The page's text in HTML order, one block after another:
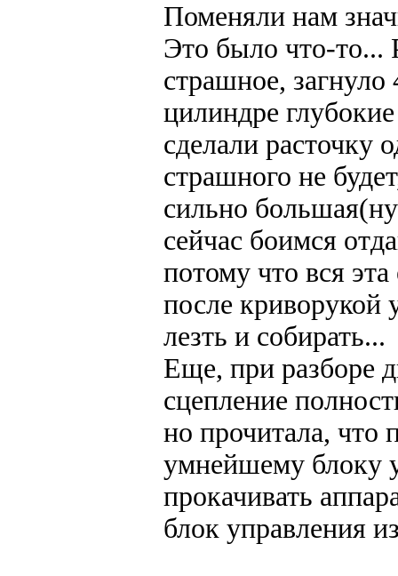
Поменяли нам
Это было что-то...
страшное,
цилиндре
сделали расточку
страшного не
сильно
сейчас боимся
потому что вся
после криворукой
лезть и собирать...
Еще, при разборе
сцепление
но прочитала, что
умнейшему блоку
прокачивать
блок управления